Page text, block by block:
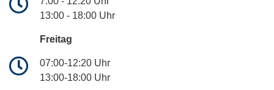
13:00 - 18:00 Uhr
Freitag
07:00-12:20 Uhr
13:00-18:00 Uhr